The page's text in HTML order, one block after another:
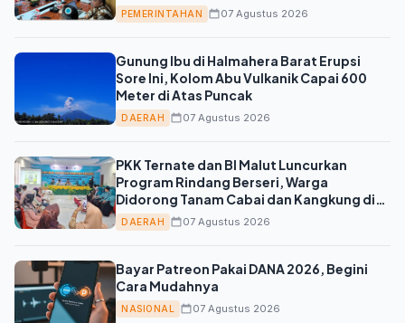
PEMERINTAHAN 07 Agustus 2026
Gunung Ibu di Halmahera Barat Erupsi
Sore Ini, Kolom Abu Vulkanik Capai 600
Meter di Atas Puncak
DAERAH 07 Agustus 2026
PKK Ternate dan BI Malut Luncurkan
Program Rindang Berseri, Warga
Didorong Tanam Cabai dan Kangkung di
Pekarangan
DAERAH 07 Agustus 2026
Bayar Patreon Pakai DANA 2026, Begini
Cara Mudahnya
NASIONAL 07 Agustus 2026